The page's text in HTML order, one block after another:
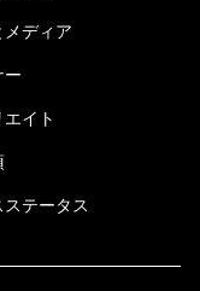
メディア
ー
イト
テータス